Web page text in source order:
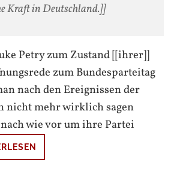
Kraft in Deutschland.]]
Petry zum Zustand [[ihrer]]
zum Bundesparteitag
nach den Ereignissen der
nicht mehr wirklich sagen
wie vor um ihre Partei